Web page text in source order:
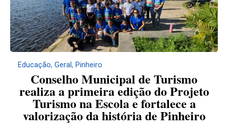
Educação, Geral, Pinheiro
Conselho Municipal de Turismo
realiza a primeira edição do Projeto
Turismo na Escola e fortalece a
valorização da história de Pinheiro